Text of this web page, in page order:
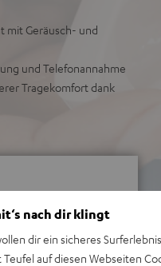
mit Geräusch- und
und Telefonannahme
Tragekomfort dank
nach dir klingt
dir ein sicheres
Teufel auf diesen Webseiten